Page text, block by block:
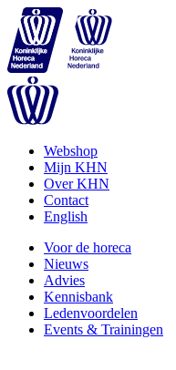
Webshop
Mijn KHN
Over KHN
Contact
English
Voor de horeca
Nieuws
Advies
Kennisbank
Ledenvoordelen
Events & Trainingen